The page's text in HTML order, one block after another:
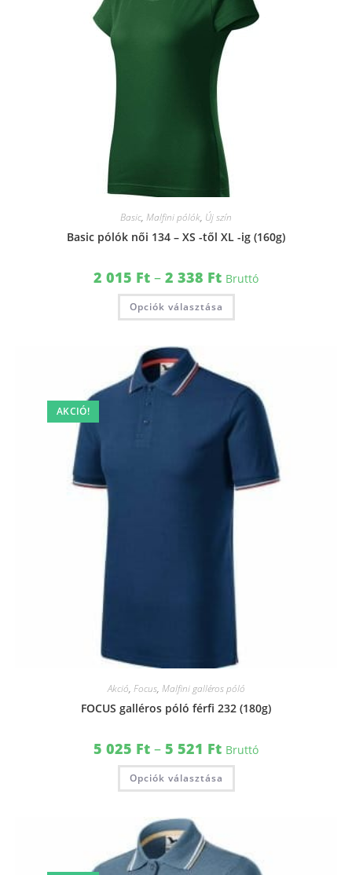
Basic, Malfini pólók, Új szín
Basic pólók női 134 – XS -től XL -ig (160g)
2 015 Ft – 2 338 Ft Bruttó
Opciók választása
AKCIÓ!
Akció, Focus, Malfini galléros póló
FOCUS galléros póló férfi 232 (180g)
5 025 Ft – 5 521 Ft Bruttó
Opciók választása